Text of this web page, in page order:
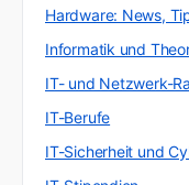
Hardware: News,
Informatik und
IT- und Netzwerk-
IT-Berufe
IT-Sicherheit und